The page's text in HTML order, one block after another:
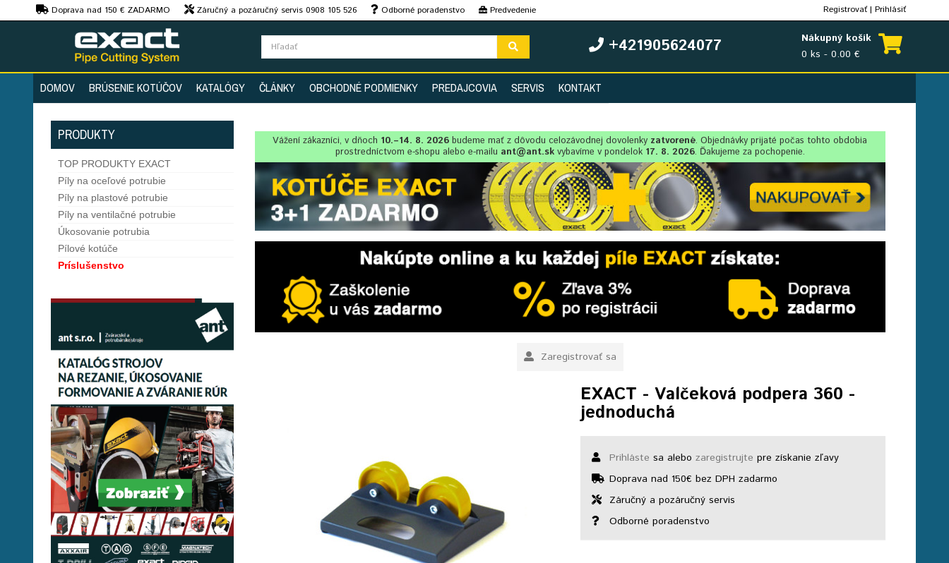
Doprava nad 150 € ZADARMO Záručný a pozáručný servis 0908 105 526 Odborné poradenstvo
Predvedenie
strojov
Registrovať | Prihlásiť
+421905624077
Nákupný košík
0 ks - 0.00 €
DOMOV BRÚSENIE KOTÚČOV KATALÓGY ČLÁNKY OBCHODNÉ PODMIENKY PREDAJCOVIA SERVIS KONTAKT
PRODUKTY
TOP PRODUKTY EXACT
Píly na oceľové potrubie
Píly na plastové potrubie
Píly na ventilačné potrubie
Úkosovanie potrubia
Pílové kotúče
Príslušenstvo
Vážení zákazníci, v dňoch 10.–14. 8. 2026 budeme mať z dôvodu celozávodnej dovolenky zatvorené. Objednávky prijaté počas tohto obdobia
prostredníctvom e-shopu alebo e-mailu ant@ant.skvybavíme v pondelok 17. 8. 2026. Ďakujeme za pochopenie.
Zaregistrovať sa
EXACT - Valčeková podpera 360 -
jednoduchá
Prihláste sa alebozaregistrujte pre získanie zľavy
Doprava nad 150€ bez DPH zadarmo
Záručný a pozáručný servis
Odborné poradenstvo